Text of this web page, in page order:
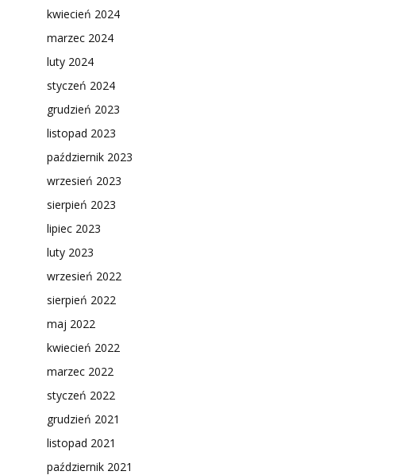
kwiecień 2024
marzec 2024
luty 2024
styczeń 2024
grudzień 2023
listopad 2023
październik 2023
wrzesień 2023
sierpień 2023
lipiec 2023
luty 2023
wrzesień 2022
sierpień 2022
maj 2022
kwiecień 2022
marzec 2022
styczeń 2022
grudzień 2021
listopad 2021
październik 2021